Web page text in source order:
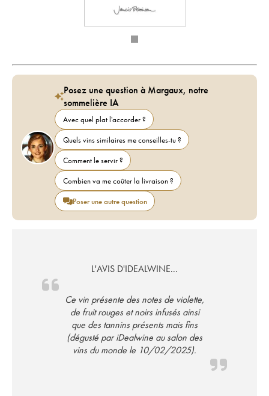
Posez une question à Margaux, notre
sommelière IA
Avec quel plat l'accorder ?
Quels vins similaires me conseilles-tu ?
Comment le servir ?
Combien va me coûter la livraison ?
Poser une autre question
L'AVIS D'IDEALWINE...
Ce vin présente des notes de violette,
de fruit rouges et noirs infusés ainsi
que des tannins présents mais fins
(dégusté par iDealwine au salon des
vins du monde le 10/02/2025).